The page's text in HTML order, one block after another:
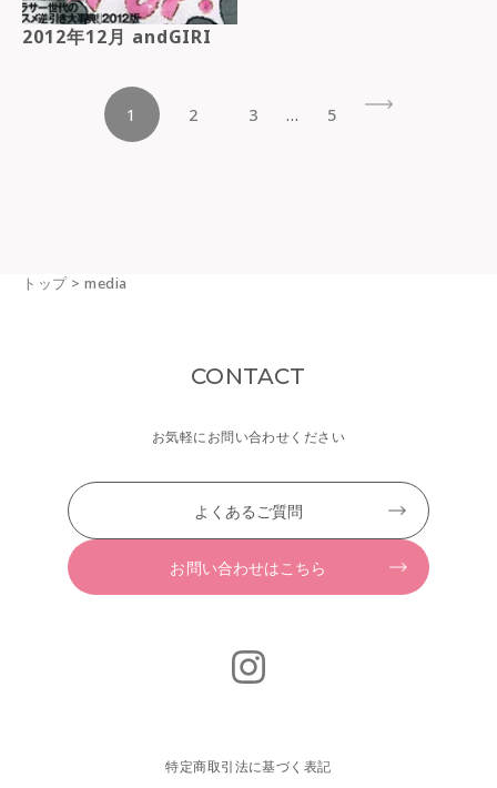
2012年12月 andGIRI
1 2 3 … 5
トップ > media
CONTACT
お気軽にお問い合わせください
よくあるご質問
お問い合わせはこちら
特定商取引法に基づく表記